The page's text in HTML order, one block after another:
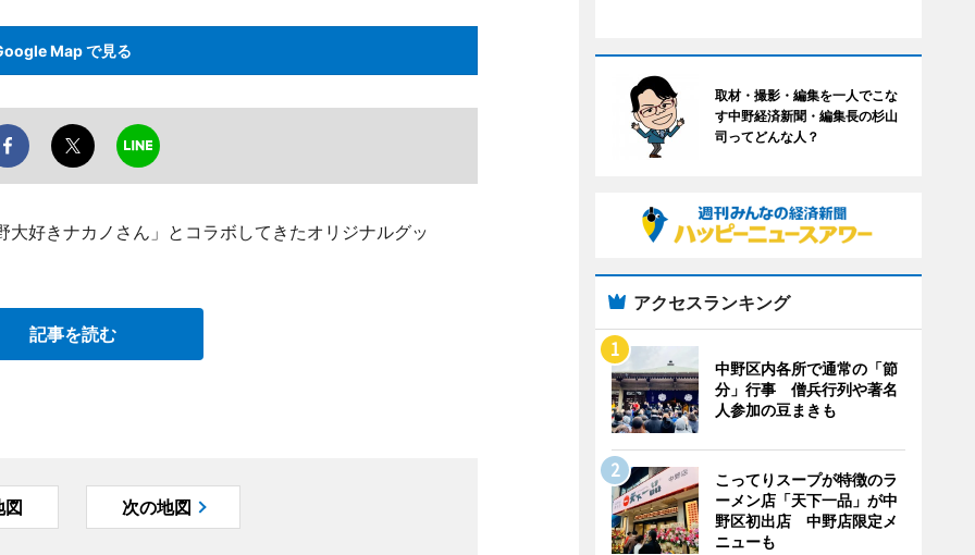
Map で見る
好きナカノさん」とコラボしてきたオリジナルグッ
記事を読む
図 次の地図
取材・撮影・編集を一人でこな
す中野経済新聞・編集長の杉山
司ってどんな人？
アクセスランキング
中野区内各所で通常の「節
分」行事 僧兵行列や著名
人参加の豆まきも
こってりスープが特徴のラ
ーメン店「天下一品」が中
野区初出店 中野店限定メ
ニューも